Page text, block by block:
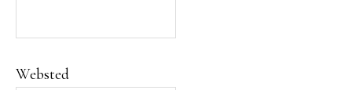
Websted